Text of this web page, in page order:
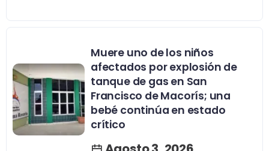
Muere uno de los niños
afectados por explosión de
tanque de gas en San
Francisco de Macorís; una
bebé continúa en estado
crítico